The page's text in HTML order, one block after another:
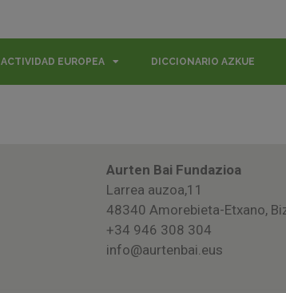
ACTIVIDAD EUROPEA DICCIONARIO AZKUE
Aurten Bai Fundazioa
Larrea auzoa,11
48340 Amorebieta-Etxano,
+34 946 308 304
info@aurtenbai.eus